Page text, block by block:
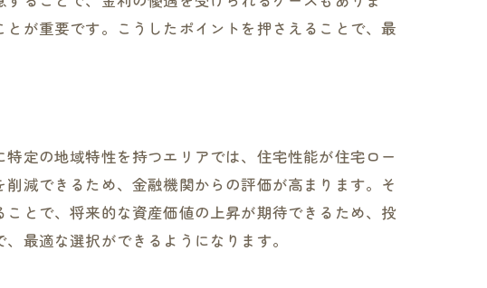
が重要です。こうしたポイントを押さえることで、最
定の地域特性を持つエリアでは、住宅性能が住宅ロー
減できるため、金融機関からの評価が高まります。そ
とで、将来的な資産価値の上昇が期待できるため、投
最適な選択ができるようになります。